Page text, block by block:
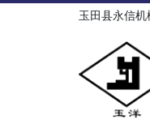
玉田县永信